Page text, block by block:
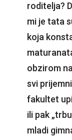
roditelja?
mi je tata
koja
obzirom
svi
fakultet
ili pak
mladi